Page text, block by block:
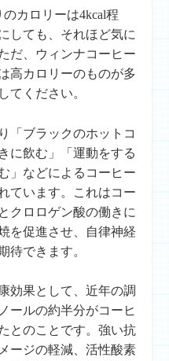
カロリーは4kcal程
しても、それほど気に
だ、ウィンナコーヒー
高カロリーのものが多
てください。
「ブラックのホットコ
に飲む」「運動をする
」などによるコーヒー
ています。これはコー
クロロゲン酸の働きに
を促進させ、自律神経
待できます。
効果として、近年の調
ールの約半分がコーヒ
とのことです。強い抗
ージの軽減、活性酸素